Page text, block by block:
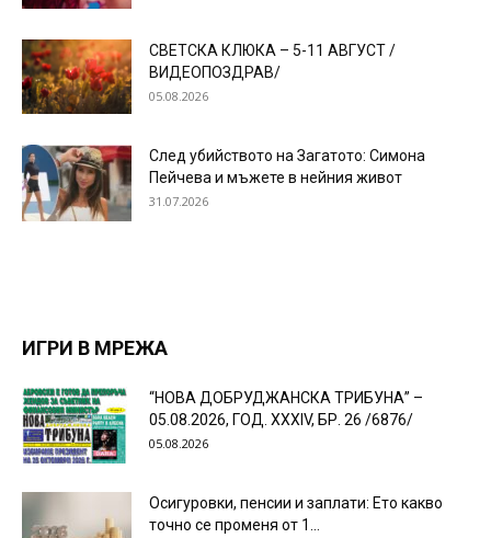
СВЕТСКА КЛЮКА – 5-11 АВГУСТ /
ВИДЕОПОЗДРАВ/
05.08.2026
След убийството на Загатото: Симона
Пейчева и мъжете в нейния живот
31.07.2026
ИГРИ В МРЕЖА
“НОВА ДОБРУДЖАНСКА ТРИБУНА” –
05.08.2026, ГОД. XXХIV, БР. 26 /6876/
05.08.2026
Осигуровки, пенсии и заплати: Ето какво
точно се променя от 1...